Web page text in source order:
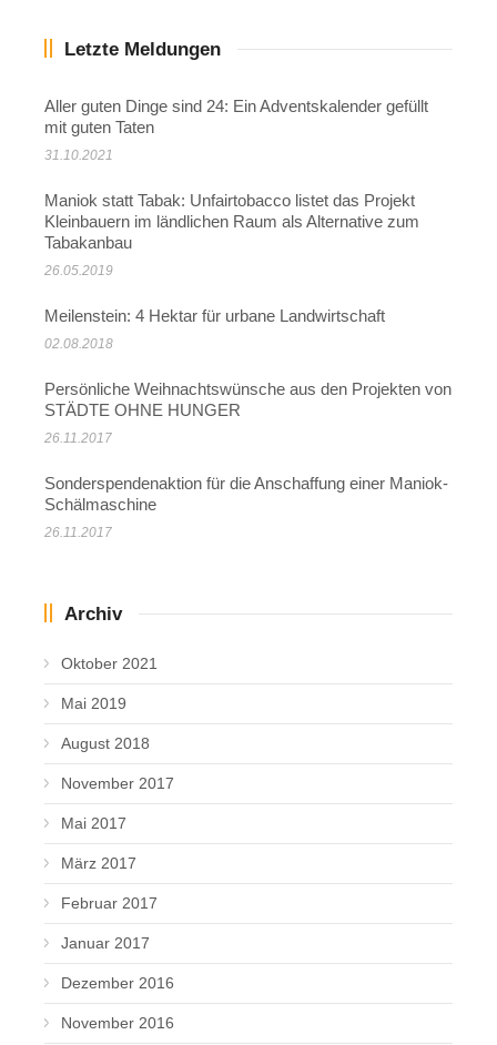
Letzte Meldungen
Aller guten Dinge sind 24: Ein Adventskalender gefüllt
mit guten Taten
31.10.2021
Maniok statt Tabak: Unfairtobacco listet das Projekt
Kleinbauern im ländlichen Raum als Alternative zum
Tabakanbau
26.05.2019
Meilenstein: 4 Hektar für urbane Landwirtschaft
02.08.2018
Persönliche Weihnachtswünsche aus den Projekten von
STÄDTE OHNE HUNGER
26.11.2017
Sonderspendenaktion für die Anschaffung einer Maniok-
Schälmaschine
26.11.2017
Archiv
Oktober 2021
Mai 2019
August 2018
November 2017
Mai 2017
März 2017
Februar 2017
Januar 2017
Dezember 2016
November 2016